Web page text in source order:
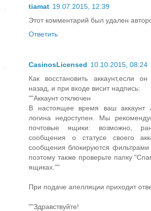
tiamat 19.07.2015, 12:39
Этот комментарий был удален
Ответить
CasinosLicensed 10.10.2015, 08:24
Как восстановить аккаунт,если
назад, и при входе висит надпись:
""Аккаунт отключен
В настоящее время ваш аккаунт
логина недоступен. Мы
почтовые ящики: возможно,
сообщения о статусе своего
сообщения блокируются фильтрами
поэтому также проверьте папку
ящиках.""
При подаче апелляции приходит
""Здравствуйте!